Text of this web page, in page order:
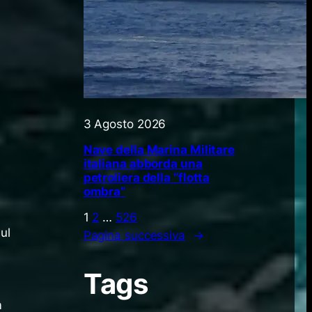
3 Agosto 2026
Nave della Marina Militare
italiana abborda una
petroliera della “flotta
ombra”
1 2 … 526
Pagina successiva
→
Tags